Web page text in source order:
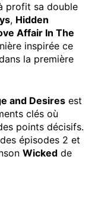
profit sa double
, Hidden
Affair In The
inspirée ce
la première
and Desires est
clés où
points décisifs.
épisodes 2 et
Wicked de